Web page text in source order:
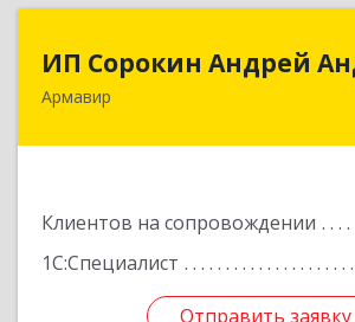
ИП Сорокин Андрей
Армавир
Клиентов на сопровождении
1С:Специалист
Отправить заявку
ИП Сорокин Андрей
Отправить заявку